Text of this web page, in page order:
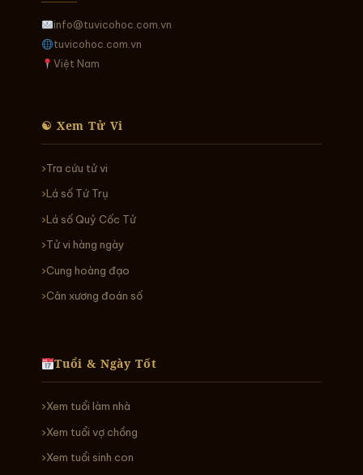
info@tuvicohoc.com.vn
tuvicohoc.com.vn
Việt Nam
☯ Xem Tử Vi
Tra cứu tử vi
Lá số Tứ Trụ
Lá số Quỷ Cốc Tử
Tử vi hàng ngày
Cung hoàng đạo
Cân xương đoán số
Tuổi & Ngày Tốt
Xem tuổi làm nhà
Xem tuổi vợ chồng
Xem tuổi sinh con